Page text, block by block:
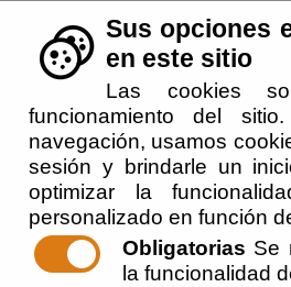
Sus opciones
en este sitio
Las cookies
funcionamiento del
navegación, usamos
sesión y brindarle un
optimizar la
personalizado en función
Obligatorias Se
la funcionalidad
Usted se encuentra aquí:Inicio /Que